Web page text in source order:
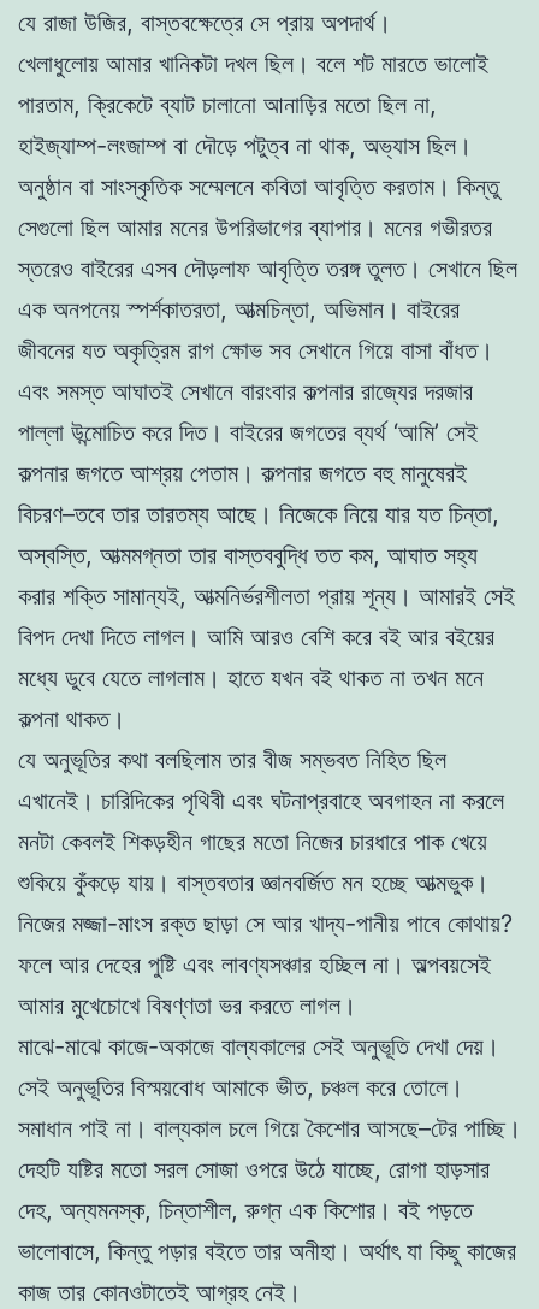
যে রাজা উজির, বাস্তবক্ষেত্রে সে প্রায় অপদার্থ।
খেলাধুলোয় আমার খানিকটা দখল ছিল। বলে শট মারতে ভালোই
পারতাম, ক্রিকেটে ব্যাট চালানো আনাড়ির মতো ছিল না,
হাইজ্যাম্প-লংজাম্প বা দৌড়ে পটুত্ব না থাক, অভ্যাস ছিল।
অনুষ্ঠান বা সাংস্কৃতিক সম্মেলনে কবিতা আবৃত্তি করতাম। কিন্তু
সেগুলো ছিল আমার মনের উপরিভাগের ব্যাপার। মনের গভীরতর
স্তরেও বাইরের এসব দৌড়লাফ আবৃত্তি তরঙ্গ তুলত। সেখানে ছিল
এক অনপনেয় স্পর্শকাতরতা, আত্মচিন্তা, অভিমান। বাইরের
জীবনের যত অকৃত্রিম রাগ ক্ষোভ সব সেখানে গিয়ে বাসা বাঁধত।
এবং সমস্ত আঘাতই সেখানে বারংবার কল্পনার রাজ্যের দরজার
পাল্লা উন্মোচিত করে দিত। বাইরের জগতের ব্যর্থ ‘আমি’ সেই
কল্পনার জগতে আশ্রয় পেতাম। কল্পনার জগতে বহু মানুষেরই
বিচরণ–তবে তার তারতম্য আছে। নিজেকে নিয়ে যার যত চিন্তা,
অস্বস্তি, আত্মমগ্নতা তার বাস্তববুদ্ধি তত কম, আঘাত সহ্য
করার শক্তি সামান্যই, আত্মনির্ভরশীলতা প্রায় শূন্য। আমারই সেই
বিপদ দেখা দিতে লাগল। আমি আরও বেশি করে বই আর বইয়ের
মধ্যে ডুবে যেতে লাগলাম। হাতে যখন বই থাকত না তখন মনে
কল্পনা থাকত।
যে অনুভূতির কথা বলছিলাম তার বীজ সম্ভবত নিহিত ছিল
এখানেই। চারিদিকের পৃথিবী এবং ঘটনাপ্রবাহে অবগাহন না করলে
মনটা কেবলই শিকড়হীন গাছের মতো নিজের চারধারে পাক খেয়ে
শুকিয়ে কুঁকড়ে যায়। বাস্তবতার জ্ঞানবর্জিত মন হচ্ছে আত্মভুক।
নিজের মজ্জা-মাংস রক্ত ছাড়া সে আর খাদ্য-পানীয় পাবে কোথায়?
ফলে আর দেহের পুষ্টি এবং লাবণ্যসঞ্চার হচ্ছিল না। অল্পবয়সেই
আমার মুখেচোখে বিষণ্ণতা ভর করতে লাগল।
মাঝে-মাঝে কাজে-অকাজে বাল্যকালের সেই অনুভূতি দেখা দেয়।
সেই অনুভূতির বিস্ময়বোধ আমাকে ভীত, চঞ্চল করে তোলে।
সমাধান পাই না। বাল্যকাল চলে গিয়ে কৈশোর আসছে–টের পাচ্ছি।
দেহটি যষ্টির মতো সরল সোজা ওপরে উঠে যাচ্ছে, রোগা হাড়সার
দেহ, অন্যমনস্ক, চিন্তাশীল, রুগ্ন এক কিশোর। বই পড়তে
ভালোবাসে, কিন্তু পড়ার বইতে তার অনীহা। অর্থাৎ যা কিছু কাজের
কাজ তার কোনওটাতেই আগ্রহ নেই।